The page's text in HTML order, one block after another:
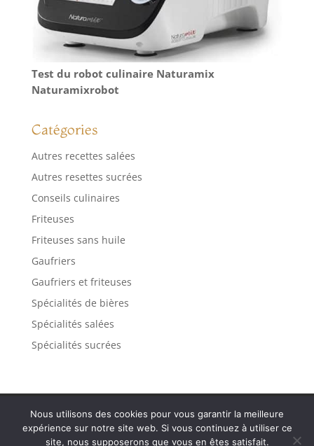
Test du robot culinaire Naturamix
Naturamixrobot
Catégories
Autres recettes salées
Autres resettes sucrées
Conseils culinaires
Friteuses
Friteuses sans huile
Gaufriers
Gaufriers et friteuses
Spécialités de bières
Spécialités salées
Spécialités sucrées
Contact Mentions légales
Plan de site
Politique de confidentialité
Nous utilisons des cookies pour vous garantir la meilleure
expérience sur notre site web. Si vous continuez à utiliser ce
site, nous supposerons que vous en êtes satisfait.